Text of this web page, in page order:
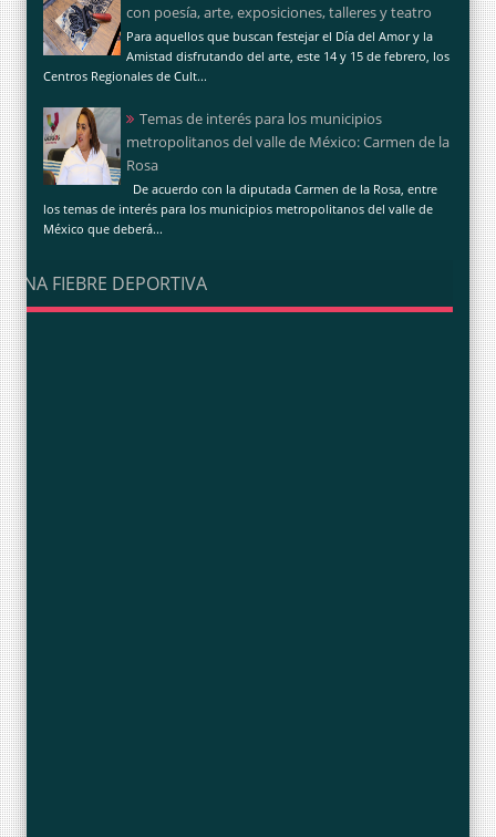
con poesía, arte, exposiciones, talleres y teatro
Para aquellos que buscan festejar el Día del Amor y la
Amistad disfrutando del arte, este 14 y 15 de febrero, los
Centros Regionales de Cult...
Temas de interés para los municipios
metropolitanos del valle de México: Carmen de la
Rosa
De acuerdo con la diputada Carmen de la Rosa, entre
los temas de interés para los municipios metropolitanos del valle de
México que deberá...
UNA FIEBRE DEPORTIVA